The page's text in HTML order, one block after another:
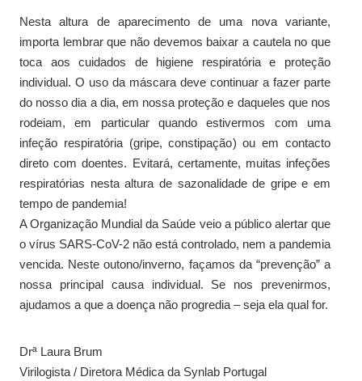
Nesta altura de aparecimento de uma nova variante,
importa lembrar que não devemos baixar a cautela no que
toca aos cuidados de higiene respiratória e proteção
individual. O uso da máscara deve continuar a fazer parte
do nosso dia a dia, em nossa proteção e daqueles que nos
rodeiam, em particular quando estivermos com uma
infeção respiratória (gripe, constipação) ou em contacto
direto com doentes. Evitará, certamente, muitas infeções
respiratórias nesta altura de sazonalidade de gripe e em
tempo de pandemia!
A Organização Mundial da Saúde veio a público alertar que
o vírus SARS-CoV-2 não está controlado, nem a pandemia
vencida. Neste outono/inverno, façamos da “prevenção” a
nossa principal causa individual. Se nos prevenirmos,
ajudamos a que a doença não progredia – seja ela qual for.
Drª Laura Brum
Virilogista / Diretora Médica da Synlab Portugal